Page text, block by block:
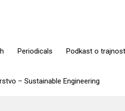
Periodicals Podkast o
– Sustainable Engineering